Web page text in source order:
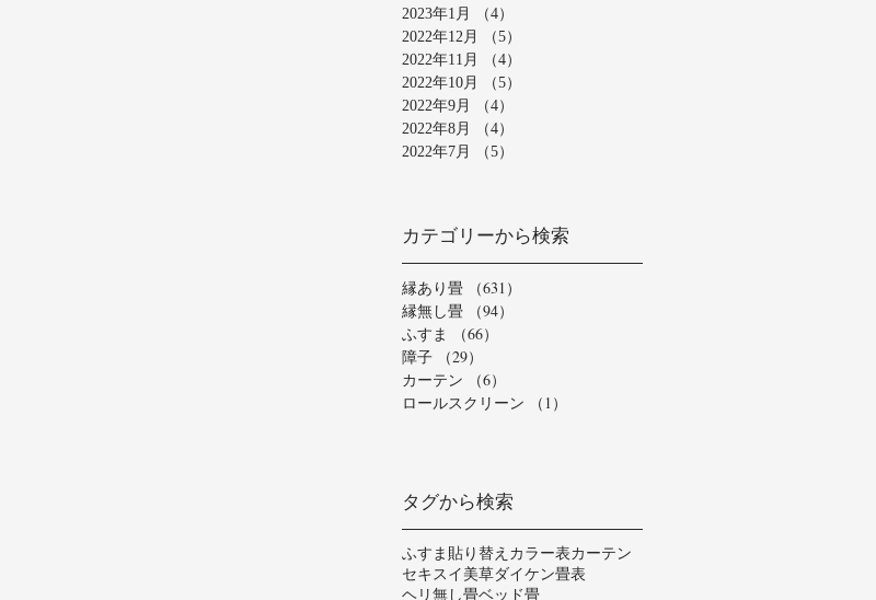
2023年1月
（4）
2022年12月
（5）
2022年11月
（4）
2022年10月
（5）
2022年9月
（4）
2022年8月
（4）
2022年7月
（5）
カテゴリーから検索
縁あり畳 （631）
縁無し畳
（94）
ふすま
（66）
障子
（29）
カーテン
（6）
ロールスクリーン
（1）
タグから検索
ふすま貼り替え カラー表カーテン
セキスイ美草ダイケン畳表
ヘリ無し畳ベッド畳